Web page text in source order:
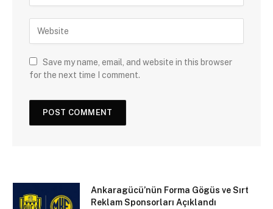
Save my name, email, and website in this browser
for the next time I comment.
Ankaragücü’nün Forma Gögüs ve Sırt
Reklam Sponsorları Açıklandı